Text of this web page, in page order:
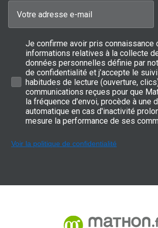
et safraîcheur:
pression, pour prolonger la vie des bulles.
Seaux à champagne design pour maintenir
température jusqu’à la dernière goutte.
Coupes et flûtes adaptéespour révéler les
valeur la finesse de l’effervescence.
Rafraîchisseurs de bouteillepour un service
même en été.
Que ce soit pour un apéritif raffiné, un dîner
garantissent une dégustation parfaite, du
barmen professionnels:
Je confirme avoir pris connaissance
informations relatives à la collecte
données personnelles définie par
de confidentialité et j’accepte le
habitudes de lecture (ouverture,
communications reçues pour que
la fréquence d'envoi, procède à une
automatique en cas d'inactivité
mesure la performance de ses
Voir la politique de confidentialité